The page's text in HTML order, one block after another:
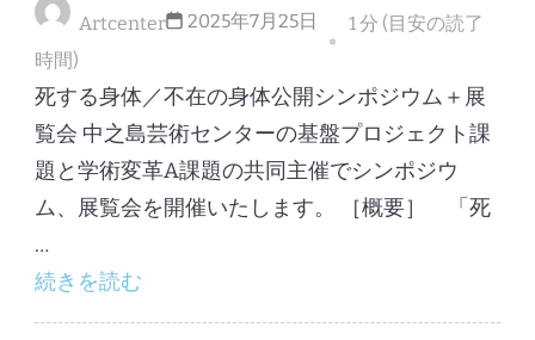
Artcenter 2025年7月25日
1 分 (目安の読了
時間)
死する身体／不在の身体公開シンポジウム＋展
覧会 中之島芸術センターの基盤プロジェクト課
題と学術変革A課題の共同主催でシンポジウ
ム、展覧会を開催いたします。 ［概要］ 「死
…
続きを読む